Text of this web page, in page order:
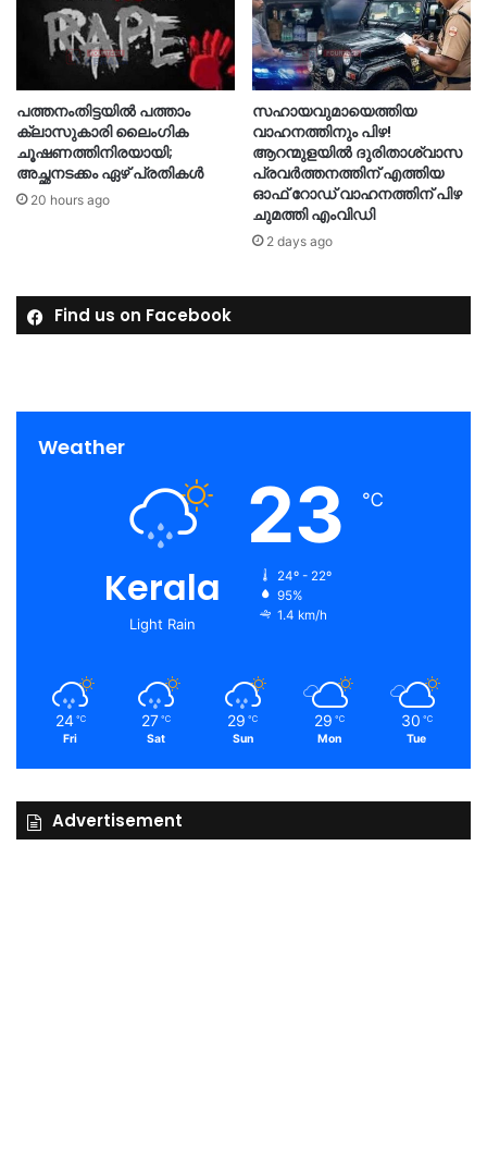
പത്തനംതിട്ടയിൽ പത്താം
ക്ലാസുകാരി ലൈംഗിക
ചൂഷണത്തിനിരയായി;
അച്ഛനടക്കം ഏഴ് പ്രതികള്‍
20 hours ago
സഹായവുമായെത്തിയ
വാഹനത്തിനും പിഴ!
ആറന്മുളയില്‍ ദുരിതാശ്വാസ
പ്രവര്‍ത്തനത്തിന് എത്തിയ
ഓഫ് റോഡ് വാഹനത്തിന് പിഴ
ചുമത്തി എംവിഡി
2 days ago
Find us on Facebook
Weather
Kerala
Light Rain
23 ℃
24º - 22º
95%
1.4 km/h
24 ℃
Fri
27 ℃
Sat
29 ℃
Sun
29 ℃
Mon
30 ℃
Tue
Advertisement